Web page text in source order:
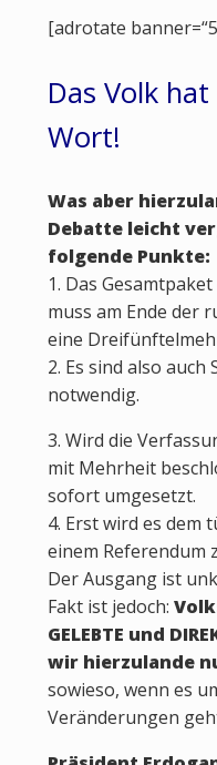
[adrotate
Das Volk hat
Wort!
Was aber
Debatte leicht
folgende Punkte:
1. Das
muss am Ende der
eine
2. Es sind also
notwendig.
3. Wird die
mit Mehrheit
sofort umgesetzt.
4. Erst wird es dem
einem Referendum
Der Ausgang ist
Fakt ist jedoch:
GELEBTE und
wir hierzulande
sowieso, wenn es
Veränderungen